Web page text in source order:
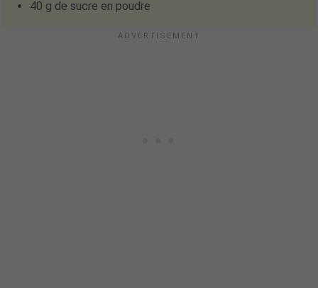
40 g de sucre en poudre